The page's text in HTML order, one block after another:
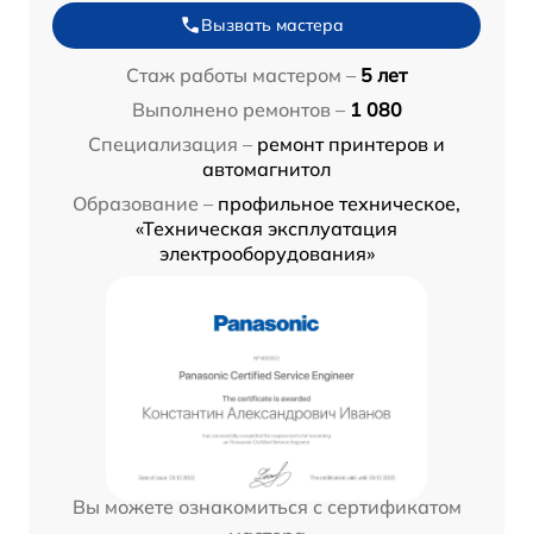
Вызвать мастера
Стаж работы мастером – 5 лет
Выполнено ремонтов – 1 080
Специализация – ремонт принтеров и
автомагнитол
Образование – профильное техническое,
«Техническая эксплуатация
электрооборудования»
Вы можете ознакомиться с сертификатом